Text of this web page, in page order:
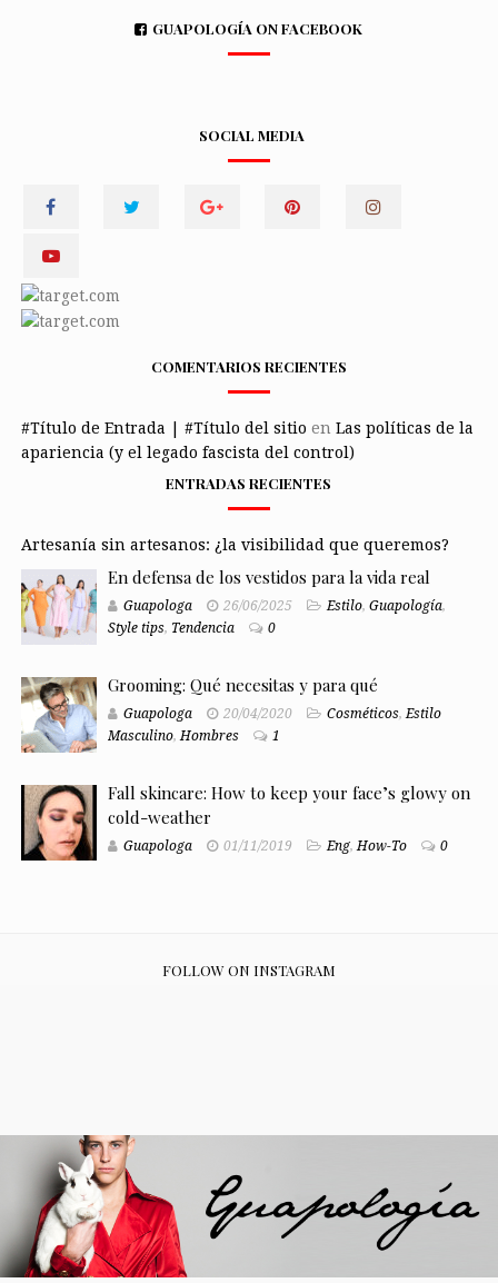
GUAPOLOGÍA ON FACEBOOK
SOCIAL MEDIA
COMENTARIOS RECIENTES
#Título de Entrada | #Título del sitio en Las políticas de la
apariencia (y el legado fascista del control)
ENTRADAS RECIENTES
Artesanía sin artesanos: ¿la visibilidad que queremos?
En defensa de los vestidos para la vida real
Guapologa 26/06/2025 Estilo, Guapología,
Style tips, Tendencia 0
Grooming: Qué necesitas y para qué
Guapologa 20/04/2020 Cosméticos,Estilo
Masculino,Hombres 1
Fall skincare: How to keep your face’s glowy on
cold-weather
Guapologa 01/11/2019 Eng,How-To 0
FOLLOW ON INSTAGRAM